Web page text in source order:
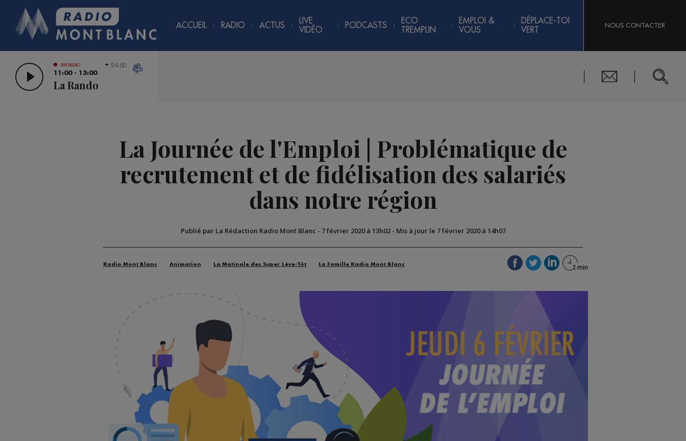
ACCUEIL RADIO ACTUS
LIVE
VIDÉO
PODCASTS
ECO
TREMPLIN
EMPLOI &
VOUS
DÉPLACE-TOI
VERT
NOUS CONTACTER
LIVE RADIO
11:00 - 13:00
La Rando
94.60
La Journée de l'Emploi | Problématique de
recrutement et de fidélisation des salariés
dans notre région
Publié par La Rédaction Radio Mont Blanc - 7 février 2020 à 13h02- Mis à jour le 7 février 2020 à 14h07
Radio Mont Blanc Animation La Matinale des Super Lève-Tôt La Famille Radio Mont Blanc